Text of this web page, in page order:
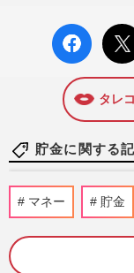
facebo
ok い
X ポ
ト
タレ
貯金に関する
《
30
週
マネー 貯金